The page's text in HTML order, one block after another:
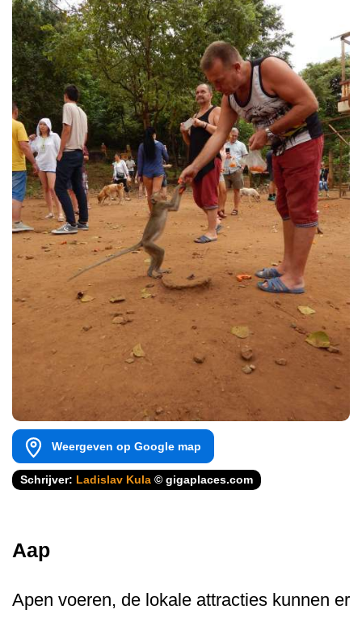
Weergeven op Google map
Schrijver: Ladislav Kula © gigaplaces.com
Aap
Apen voeren, de lokale attracties kunnen er